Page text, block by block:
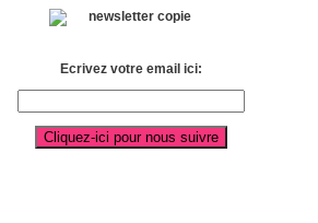
Ecrivez votre email ici: